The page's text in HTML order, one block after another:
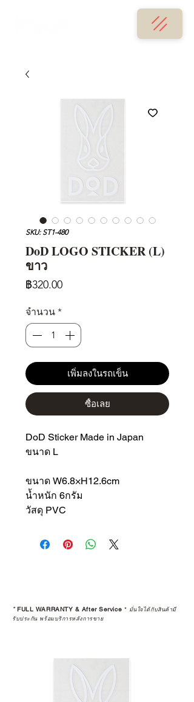
SKU: ST1-480
DoD LOGO STICKER (L)
ขาว
฿320.00ราคา
จำนวน *
เพิ่มลงในรถเข็น
ซื้อเลย
DoD Sticker Made in Japan
ขนาด L
ขนาด W6.8×H12.6cm
น้ำหนัก 6กรัม
วัสดุ PVC
*FULL WARRANTY & After Service * มั่นใจได้กับสินค้ามี
รับประกัน พร้อมบริการหลังการขาย